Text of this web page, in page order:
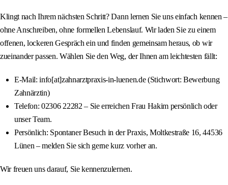
Klingt nach Ihrem nächsten Schritt? Dann lernen Sie uns einfach kennen –
ohne Anschreiben, ohne formellen Lebenslauf. Wir laden Sie zu einem
offenen, lockeren Gespräch ein und finden gemeinsam heraus, ob wir
zueinander passen. Wählen Sie den Weg, der Ihnen am leichtesten fällt:
E-Mail: info[at]zahnarztpraxis-in-luenen.de (Stichwort: Bewerbung
Zahnärztin)
Telefon: 02306 22282 – Sie erreichen Frau Hakim persönlich oder
unser Team.
Persönlich: Spontaner Besuch in der Praxis, Moltkestraße 16, 44536
Lünen – melden Sie sich gerne kurz vorher an.
Wir freuen uns darauf, Sie kennenzulernen.